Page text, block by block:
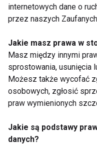
Dieta Hardcore: Jak
chudnie managerka
gwiazd i co na to
nasze ekspertki?
internetowych dane o
przez naszych
Jakie masz prawa w
Masz między innymi
sprostowania, usunięcia
Możesz także wycofać
osobowych, zgłosić
praw wymienionych
Jakie są podstawy
danych?